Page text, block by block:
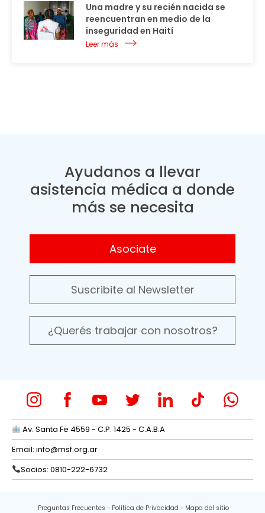
Una madre y su recién nacida se
reencuentran en medio de la
inseguridad en Haití
Leer más
Ayudanos a llevar
asistencia médica a donde
más se necesita
Asociate
Suscribite al Newsletter
¿Querés trabajar con nosotros?
Av. Santa Fe 4559 - C.P. 1425 - C.A.B.A
Email: info@msf.org.ar
Socios: 0810-222-6732
Preguntas Frecuentes Política de Privacidad Mapa del sitio